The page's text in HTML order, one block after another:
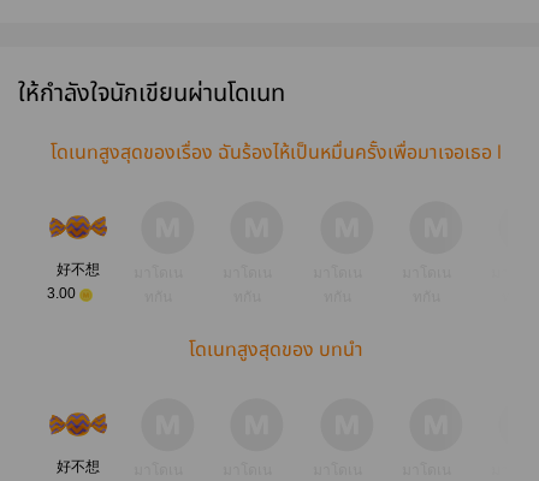
ให้กำลังใจนักเขียนผ่านโดเนท
โดเนทสูงสุดของเรื่อง ฉันร้องไห้เป็นหมื่นครั้งเพื่อมาเจอเธอ​ l​
好不想
3.00
โดเนทสูงสุดของ บทนำ
好不想